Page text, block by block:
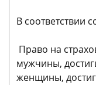
В соответствии
Право на
мужчины,
женщины,